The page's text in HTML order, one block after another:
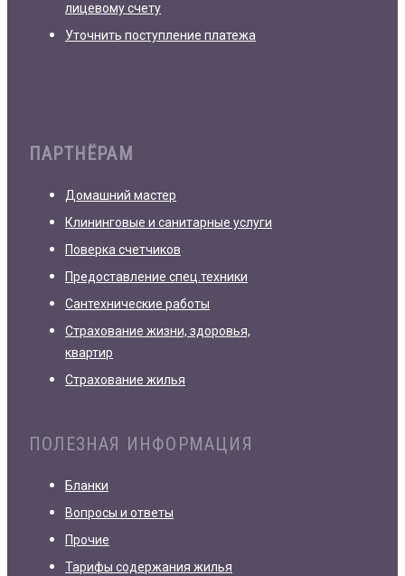
лицевому счету
Уточнить поступление платежа
ПАРТНЁРАМ
Домашний мастер
Клининговые и санитарные услуги
Поверка счетчиков
Предоставление спец.техники
Сантехнические работы
Страхование жизни, здоровья,
квартир
Страхование жилья
ПОЛЕЗНАЯ ИНФОРМАЦИЯ
Бланки
Вопросы и ответы
Прочие
Тарифы содержания жилья